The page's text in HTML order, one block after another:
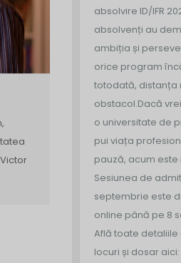
absolvire ID/IFR
absolvenți au
ambiția și
orice program
totodată, distanța
obstacol.Dacă
o universitate de
pui viața
pauză, acum
Sesiunea de
septembrie este
online până pe 8
Află toate
locuri și dosar aici: